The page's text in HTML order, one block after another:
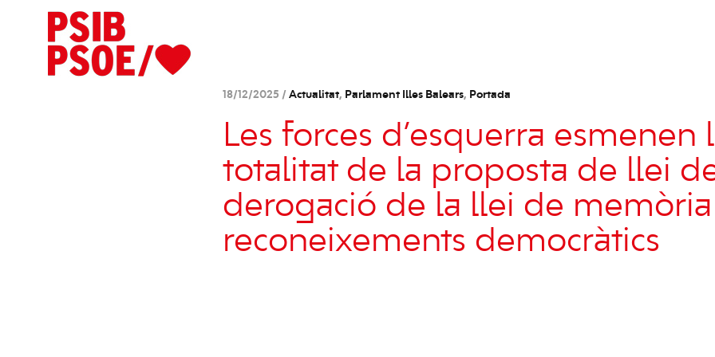
18/12/2025 / Actualitat, Parlament Illes Balears, Portada
Les forces d’esquerra esmenen
totalitat de la proposta de llei
derogació de la llei de memòria
reconeixements democràtics